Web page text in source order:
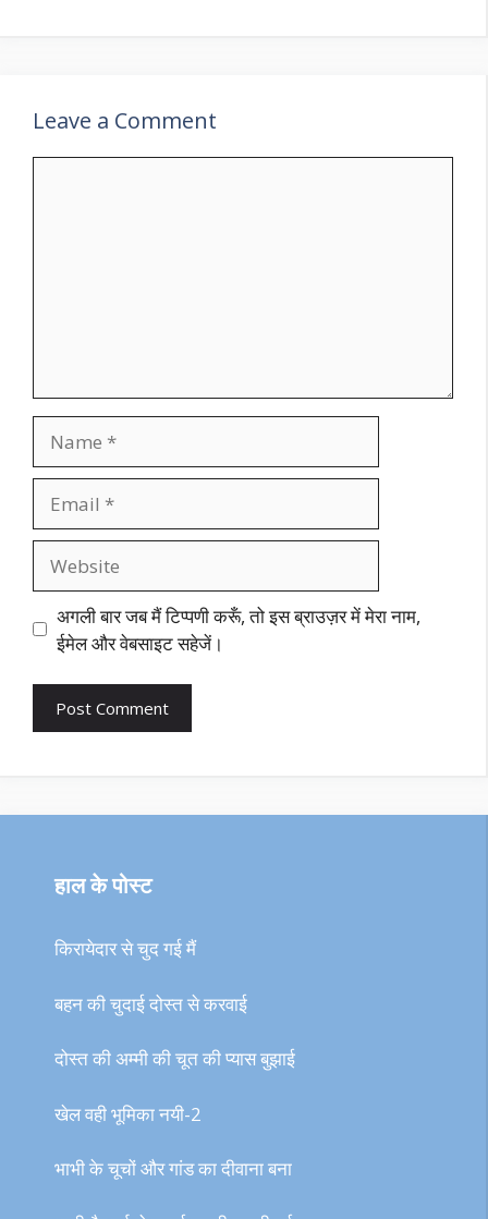
Leave a Comment
अगली बार जब मैं टिप्पणी करूँ, तो इस ब्राउज़र में मेरा नाम,
ईमेल और वेबसाइट सहेजें।
हाल के पोस्ट
किरायेदार से चुद गई मैं
बहन की चुदाई दोस्त से करवाई
दोस्त की अम्मी की चूत की प्यास बुझाई
खेल वही भूमिका नयी-2
भाभी के चूचों और गांड का दीवाना बना